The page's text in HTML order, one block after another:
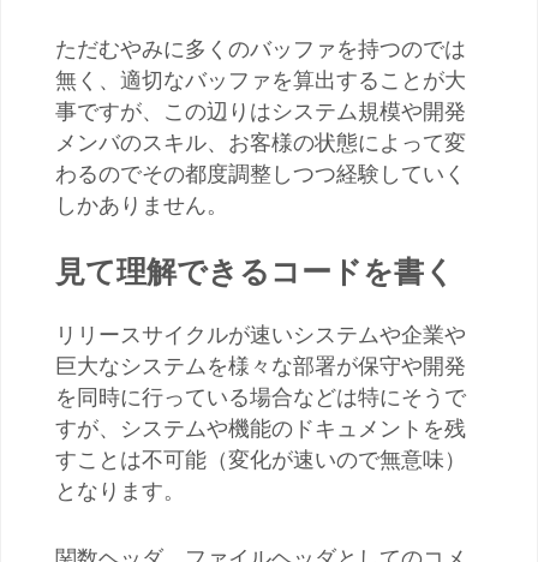
ただむやみに多くのバッファを持つのでは
無く、適切なバッファを算出することが大
事ですが、この辺りはシステム規模や開発
メンバのスキル、お客様の状態によって変
わるのでその都度調整しつつ経験していく
しかありません。
見て理解できるコードを書く
リリースサイクルが速いシステムや企業や
巨大なシステムを様々な部署が保守や開発
を同時に行っている場合などは特にそうで
すが、システムや機能のドキュメントを残
すことは不可能（変化が速いので無意味）
となります。